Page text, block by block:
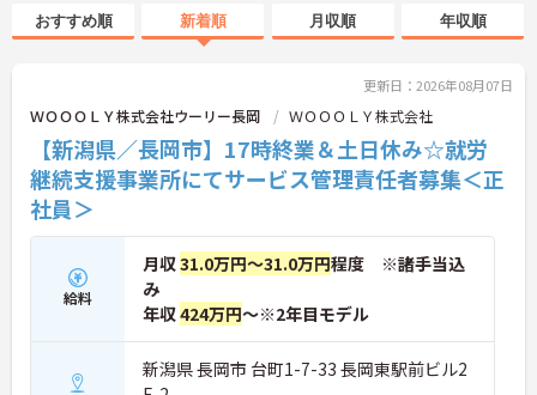
おすすめ順 新着順 月収順 年収順
更新日：2026年08月07日
ＷＯＯＯＬＹ株式会社ウーリー長岡 ＷＯＯＯＬＹ株式会社
【新潟県／長岡市】17時終業＆土日休み☆就労
継続支援事業所にてサービス管理責任者募集＜正
社員＞
給料
月収31.0万円～31.0万円程度 ※諸手当込
み
年収424万円～※2年目モデル
新潟県 長岡市 台町1-7-33 長岡東駅前ビル2